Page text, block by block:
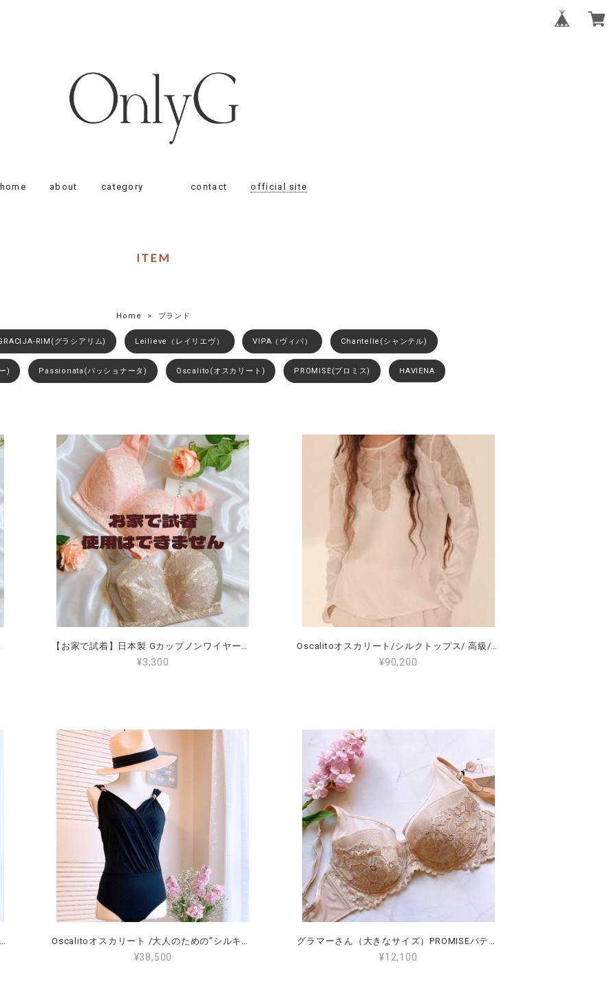
home about category contact official site
ITEM
Home ブランド
RIM(グラシアリム) Leilieve（レイリエヴ） VIPA（ヴィパ） Chantelle(シャンテル)
) Passionata(パッショナータ) Oscalito(オスカリート) PROMISE(プロミス) HAVIENA
【お家で試着】日本製 Gカップノンワイヤーブラジャー（全国送料無料） G65 G70 G75 G80 G85 G90 ワイヤーなし 大きいサイズ 小さく見せる 肩が楽 脇肉がはみ出ない 後ろが段差にならない 揺れない（Shipped in Japan only）
¥3,300
Oscalitoオスカリート/シルクトップス/ 高級/サイズ5（15～19号）グラマーぽっちゃりさん、高身長の方におすすめ！<10316>
¥90,200
Oscalitoオスカリート /レーストップス/ サイズ4（L～2L）（11～13号）<7124> Oscalitoオスカリート /大人のための”シルキータッチ”リゾートボディー/ サイズ3（M～L）海外旅行に軽くて荷物にならない！<1413>
¥38,500
グラマーさん（大きなサイズ）PROMISEパテッドブラ85F.90F（日本サイズG70.G75）PM-L6401
¥12,100